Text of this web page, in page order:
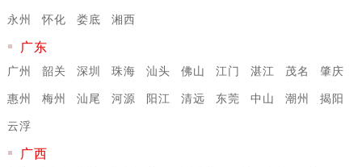
永州
怀化 娄底 湘西
广东
广州 韶关 深圳 珠海 汕头 佛山 江门 湛江 茂名
肇庆
惠州
梅州 汕尾 河源 阳江 清远 东莞 中山 潮州
揭阳
云浮
广西